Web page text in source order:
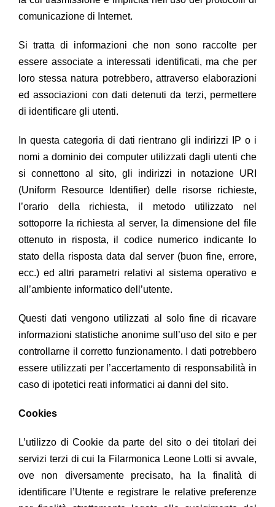
comunicazione di Internet.
Si tratta di informazioni che non sono raccolte per
essere associate a interessati identificati, ma che per
loro stessa natura potrebbero, attraverso elaborazioni
ed associazioni con dati detenuti da terzi, permettere
di identificare gli utenti.
In questa categoria di dati rientrano gli indirizzi IP o i
nomi a dominio dei computer utilizzati dagli utenti che
si connettono al sito, gli indirizzi in notazione URI
(Uniform Resource Identifier) delle risorse richieste,
l’orario della richiesta, il metodo utilizzato nel
sottoporre la richiesta al server, la dimensione del file
ottenuto in risposta, il codice numerico indicante lo
stato della risposta data dal server (buon fine, errore,
ecc.) ed altri parametri relativi al sistema operativo e
all’ambiente informatico dell’utente.
Questi dati vengono utilizzati al solo fine di ricavare
informazioni statistiche anonime sull’uso del sito e per
controllarne il corretto funzionamento. I dati potrebbero
essere utilizzati per l’accertamento di responsabilità in
caso di ipotetici reati informatici ai danni del sito.
Cookies
L’utilizzo di Cookie da parte del sito o dei titolari dei
servizi terzi di cui la Filarmonica Leone Lotti si avvale,
ove non diversamente precisato, ha la finalità di
identificare l’Utente e registrare le relative preferenze